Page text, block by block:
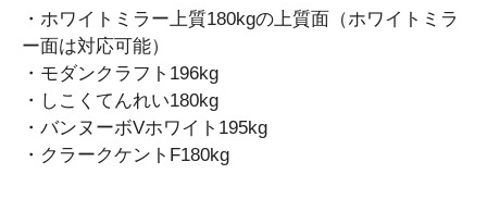
・ホワイトミラー上質180kgの上質面（ホワイトミラ
ー面は対応可能）
・モダンクラフト196kg
・しこくてんれい180kg
・バンヌーボVホワイト195kg
・クラークケントF180kg